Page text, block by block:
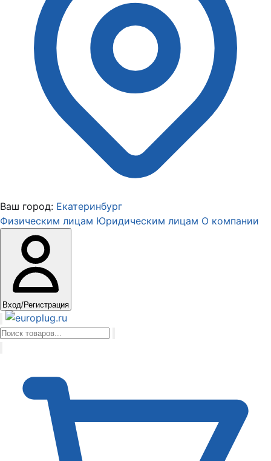
Ваш город: Екатеринбург
Физическим лицам Юридическим лицам О компании
Вход/Регистрация